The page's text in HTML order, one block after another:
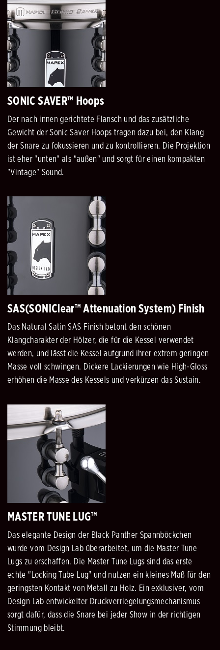
SONIC SAVER™ Hoops
Der nach innen gerichtete Flansch und das zusätzliche
Gewicht der Sonic Saver Hoops tragen dazu bei, den Klang
der Snare zu fokussieren und zu kontrollieren. Die Projektion
ist eher "unten" als "außen" und sorgt für einen kompakten
"Vintage" Sound.
SAS(SONIClear™ Attenuation System) Finish
Das Natural Satin SAS Finish betont den schönen
Klangcharakter der Hölzer, die für die Kessel verwendet
werden, und lässt die Kessel aufgrund ihrer extrem geringen
Masse voll schwingen. Dickere Lackierungen wie High-Gloss
erhöhen die Masse des Kessels und verkürzen das Sustain.
MASTER TUNE LUG™
Das elegante Design der Black Panther Spannböckchen
wurde vom Design Lab überarbeitet, um die Master Tune
Lugs zu erschaffen. Die Master Tune Lugs sind das erste
echte "Locking Tube Lug" und nutzen ein kleines Maß für den
geringsten Kontakt von Metall zu Holz. Ein exklusiver, vom
Design Lab entwickelter Druckverriegelungsmechanismus
sorgt dafür, dass die Snare bei jeder Show in der richtigen
Stimmung bleibt.